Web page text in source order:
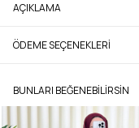
AÇIKLAMA
ÖDEME SEÇENEKLERI
BUNLARI BEĞENEBILIRSIN